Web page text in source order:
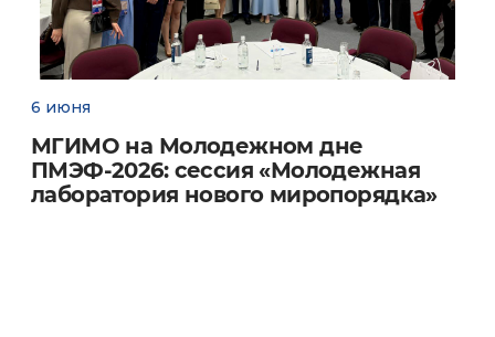
6 июня
МГИМО на Молодежном дне
ПМЭФ-2026: сессия «Молодежная
лаборатория нового миропорядка»